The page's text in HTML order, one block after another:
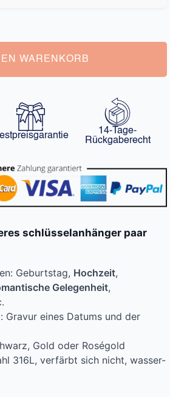
WARENKORB
14-Tage-
Rückgaberecht
schlüsselanhänger paar
Geburtstag, Hochzeit,
Gelegenheit,
Gravur eines Datums und der
Gold oder Roségold
316L, verfärbt sich nicht, wasser-